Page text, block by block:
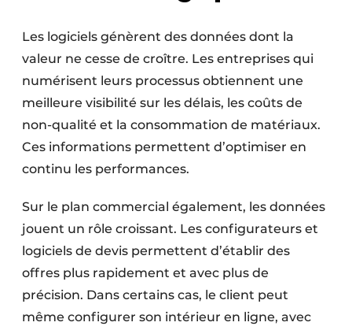
Les logiciels génèrent des données dont la
valeur ne cesse de croître. Les entreprises qui
numérisent leurs processus obtiennent une
meilleure visibilité sur les délais, les coûts de
non-qualité et la consommation de matériaux.
Ces informations permettent d’optimiser en
continu les performances.
Sur le plan commercial également, les données
jouent un rôle croissant. Les configurateurs et
logiciels de devis permettent d’établir des
offres plus rapidement et avec plus de
précision. Dans certains cas, le client peut
même configurer son intérieur en ligne, avec